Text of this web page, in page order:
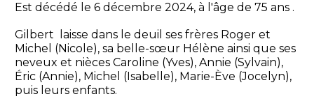
Est décédé le 6 décembre 2024, à l'âge de 75 ans .
Gilbert laisse dans le deuil ses frères Roger et
Michel (Nicole), sa belle-sœur Hélène ainsi que ses
neveux et nièces Caroline (Yves), Annie (Sylvain),
Éric (Annie), Michel (Isabelle), Marie-Ève (Jocelyn),
puis leurs enfants.